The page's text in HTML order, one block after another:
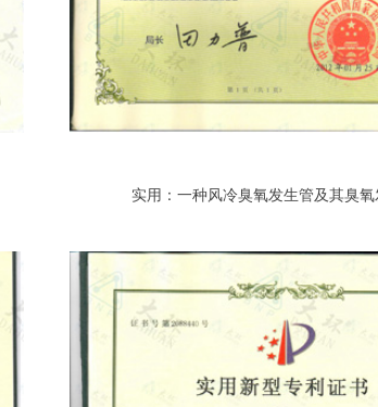
实用：一种风冷臭氧发生管及其臭氧